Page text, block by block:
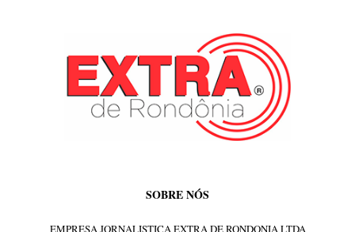
SOBRE NÓS
EMPRESA JORNALISTICA EXTRA DE RONDONIA LTDA